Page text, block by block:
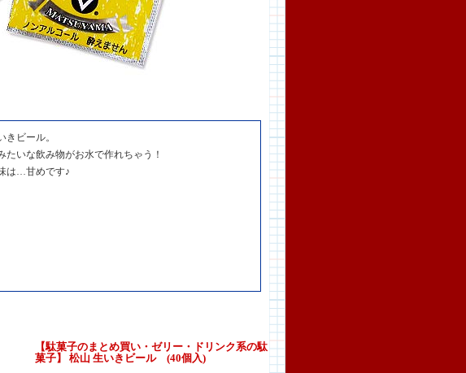
ビール。
いな飲み物がお水で作れちゃう！
は…甘めです♪
【駄菓子のまとめ買い・ゼリー・ドリンク系の駄
菓子】 松山 生いきビール (40個入)